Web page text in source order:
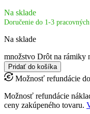
Na sklade
Doručenie do 1-3
Na sklade
množstvo Drôt na rámiky
Pridať do košíka
Možnosť refundácie
Možnosť refundácie
ceny zakúpeného tovaru.